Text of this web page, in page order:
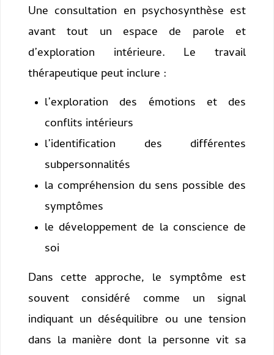
Une consultation en psychosynthèse est
avant tout un espace de parole et
d’exploration intérieure. Le travail
thérapeutique peut inclure :
l’exploration des émotions et des
conflits intérieurs
l’identification des différentes
subpersonnalités
la compréhension du sens possible des
symptômes
le développement de la conscience de
soi
Dans cette approche, le symptôme est
souvent considéré comme un signal
indiquant un déséquilibre ou une tension
dans la manière dont la personne vit sa